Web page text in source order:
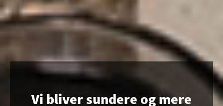
Vi bliver sundere og mere